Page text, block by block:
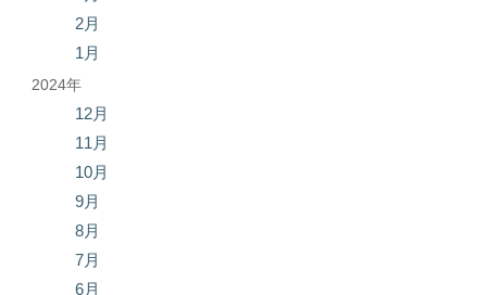
2月
1月
2024年
12月
11月
10月
9月
8月
7月
6月